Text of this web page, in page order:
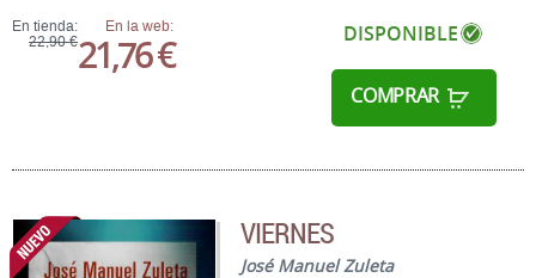
En tienda:
22,90 €
En la web:
21,76 € DISPONIBLE
COMPRAR
VIERNES
José Manuel Zuleta